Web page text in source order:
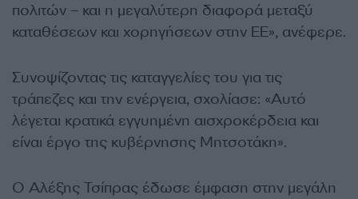
πολιτών – και η μεγαλύτερη διαφορά μεταξύ
καταθέσεων και χορηγήσεων στην ΕΕ», ανέφερε.
Συνοψίζοντας τις καταγγελίες του για τις
τράπεζες και την ενέργεια, σχολίασε: «Αυτό
λέγεται κρατικά εγγυημένη αισχροκέρδεια και
είναι έργο της κυβέρνησης Μητσοτάκη».
Ο Αλέξης Τσίπρας έδωσε έμφαση στην μεγάλη